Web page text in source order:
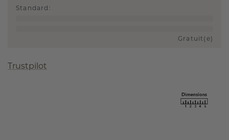
Standard :
Gratuit(e)
Trustpilot